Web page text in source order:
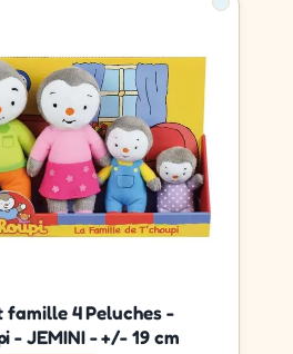
4 Peluches -
- JEMINI - +/- 19 cm